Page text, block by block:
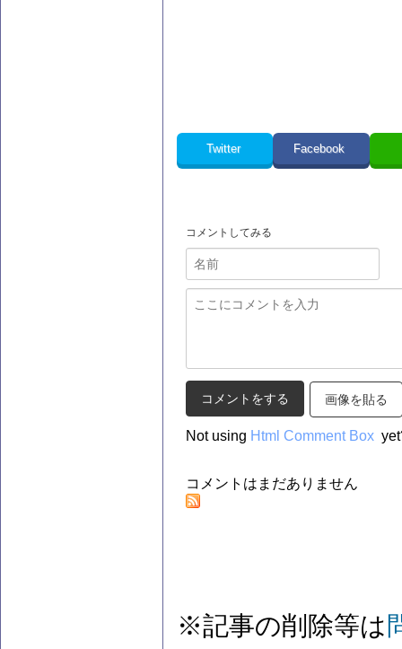
Twitter Facebook
コメントしてみる
画像を貼る
Not using Html Comment Box
コメントはまだありません
※記事の削除等は